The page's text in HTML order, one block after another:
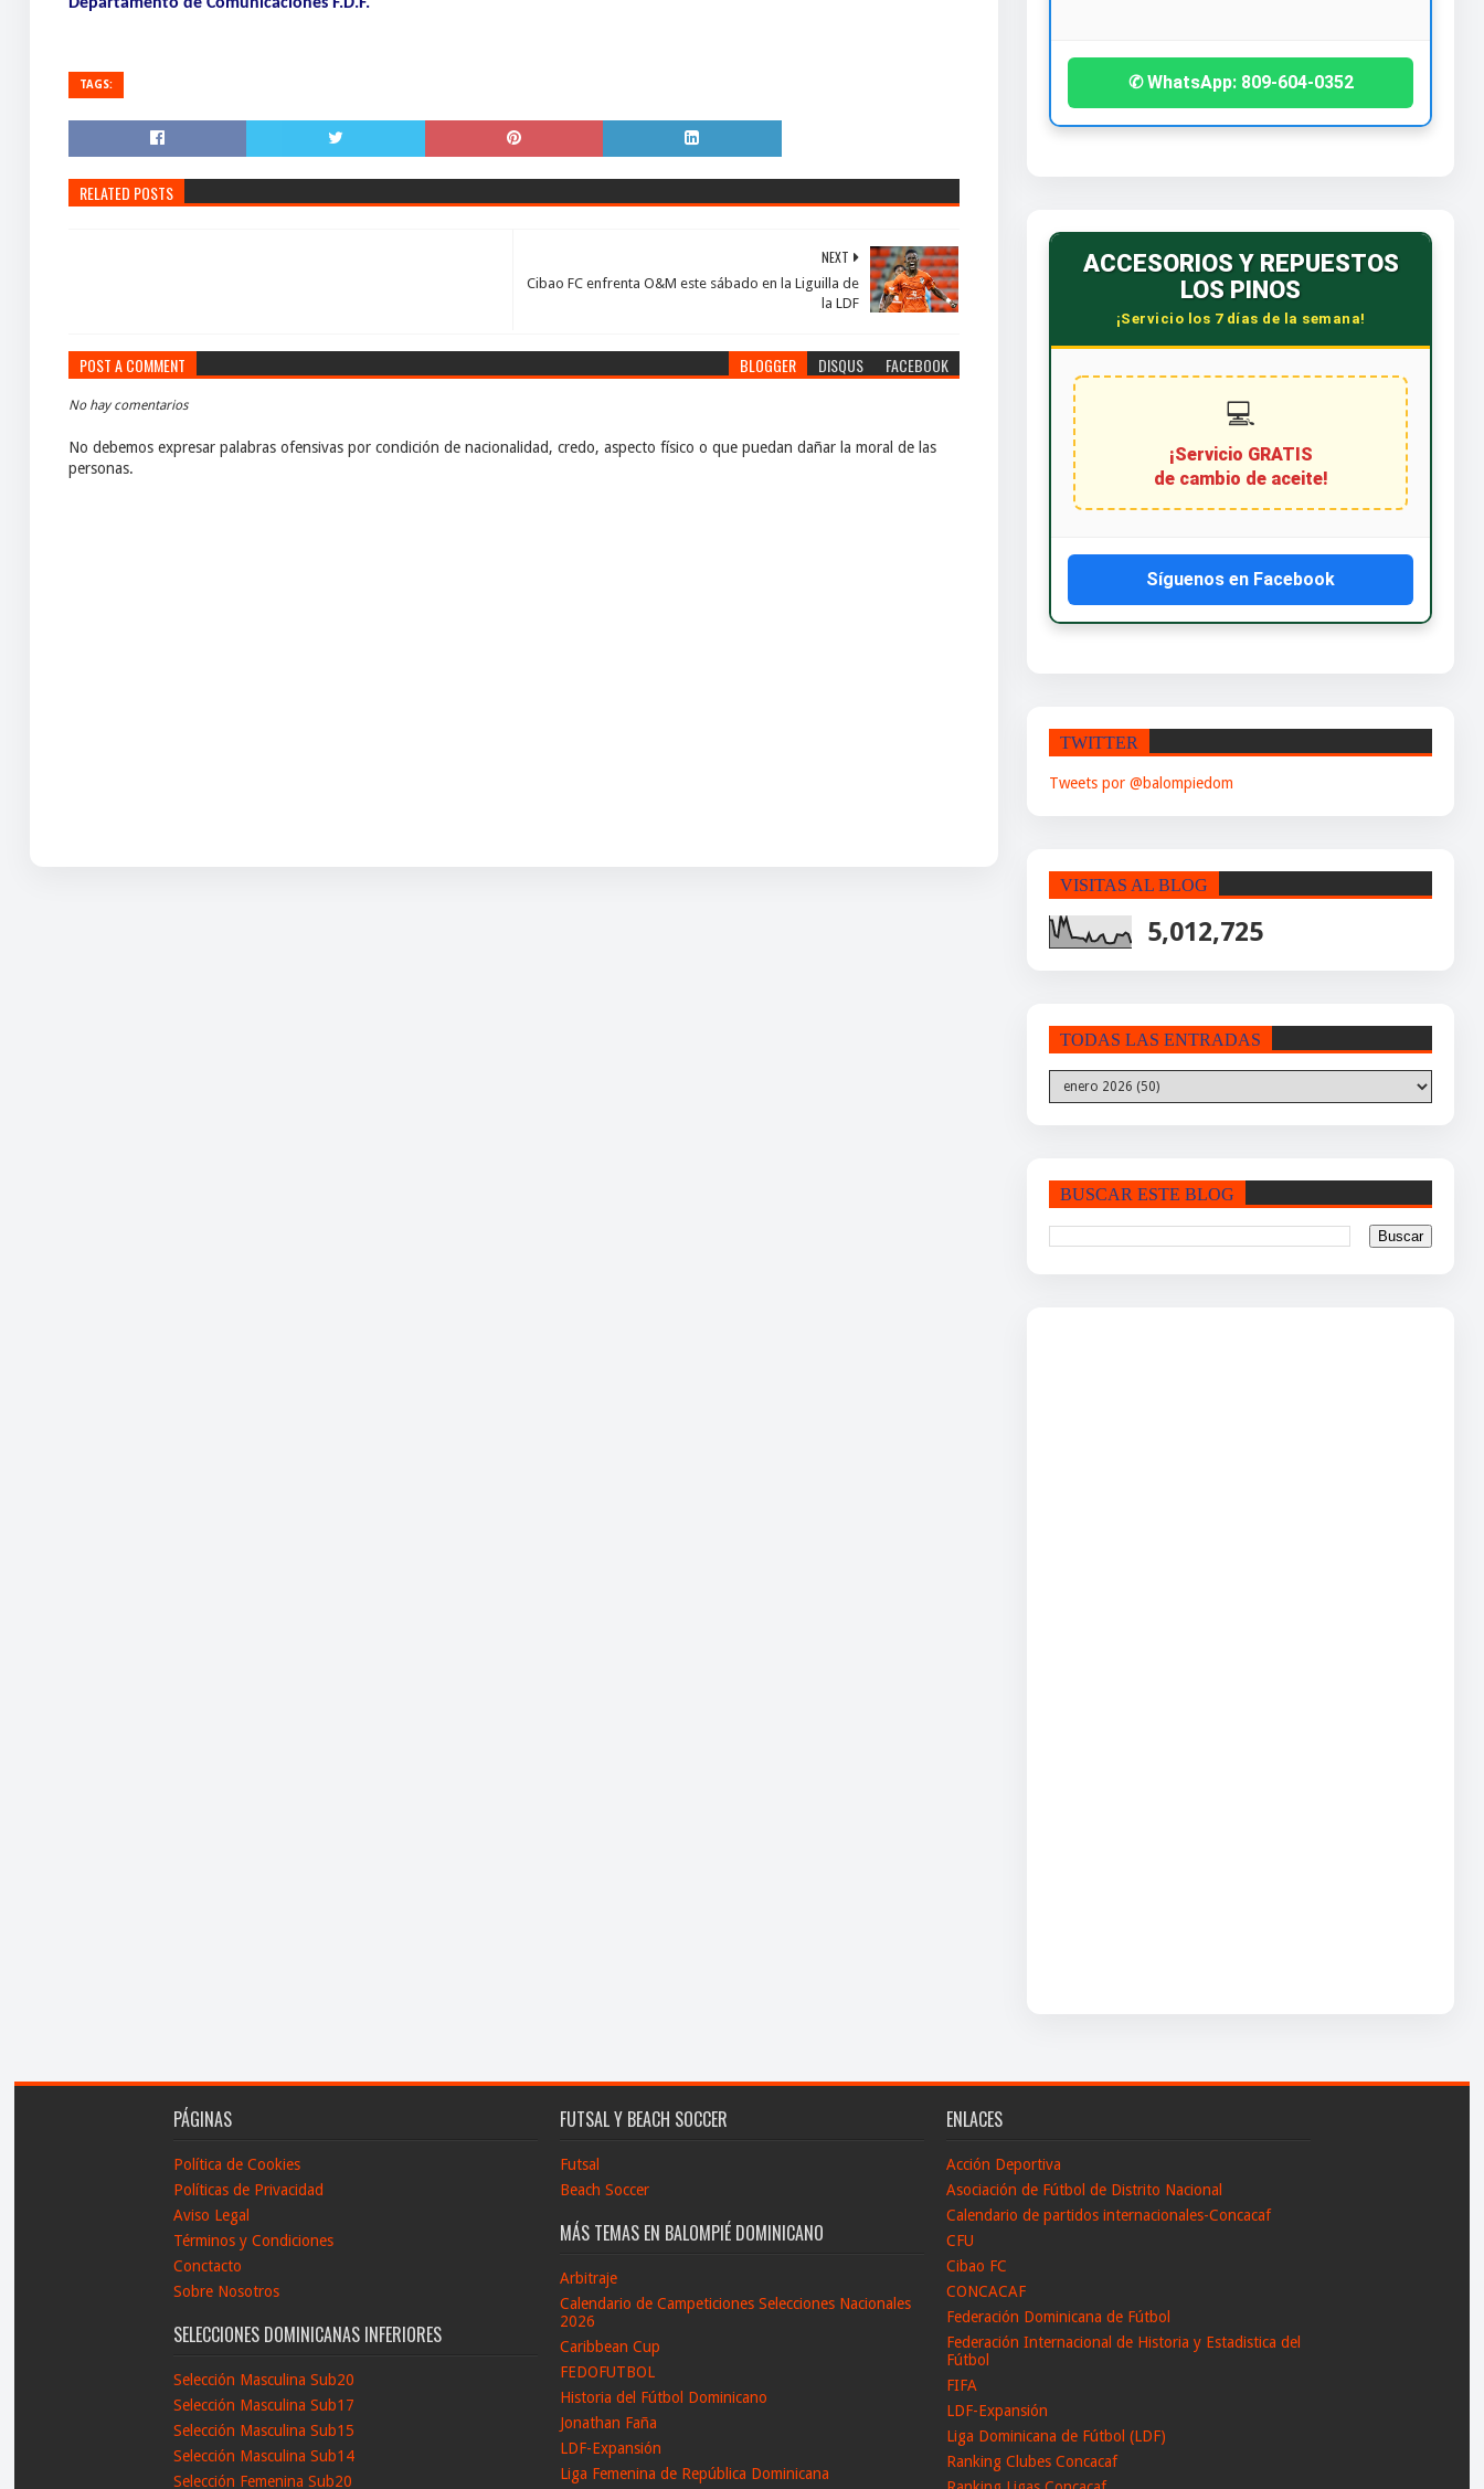
TAGS:
RELATED POSTS
NEXT
Cibao FC enfrenta O&M este sábado en la Liguilla de
la LDF
POST A COMMENT BLOGGER DISQUS FACEBOOK
No hay comentarios
No debemos expresar palabras ofensivas por condición de nacionalidad, credo, aspecto físico o que puedan dañar la moral de las
personas.
✆ WhatsApp: 809-604-0352
ACCESORIOS Y REPUESTOS
LOS PINOS
¡Servicio los 7 días de la semana!
💻
¡Servicio GRATIS
de cambio de aceite!
Síguenos en Facebook
TWITTER
Tweets por @balompiedom
VISITAS AL BLOG
5,012,725
TODAS LAS ENTRADAS
BUSCAR ESTE BLOG
PÁGINAS
Política de Cookies
Políticas de Privacidad
Aviso Legal
Términos y Condiciones
Conctacto
Sobre Nosotros
SELECCIONES DOMINICANAS INFERIORES
Selección Masculina Sub20
Selección Masculina Sub17
Selección Masculina Sub15
Selección Masculina Sub14
Selección Femenina Sub20
FUTSAL Y BEACH SOCCER
Futsal
Beach Soccer
MÁS TEMAS EN BALOMPIÉ DOMINICANO
Arbitraje
Calendario de Campeticiones Selecciones Nacionales
2026
Caribbean Cup
FEDOFUTBOL
Historia del Fútbol Dominicano
Jonathan Faña
LDF-Expansión
Liga Femenina de República Dominicana
ENLACES
Acción Deportiva
Asociación de Fútbol de Distrito Nacional
Calendario de partidos internacionales-Concacaf
CFU
Cibao FC
CONCACAF
Federación Dominicana de Fútbol
Federación Internacional de Historia y Estadistica del
Fútbol
FIFA
LDF-Expansión
Liga Dominicana de Fútbol (LDF)
Ranking Clubes Concacaf